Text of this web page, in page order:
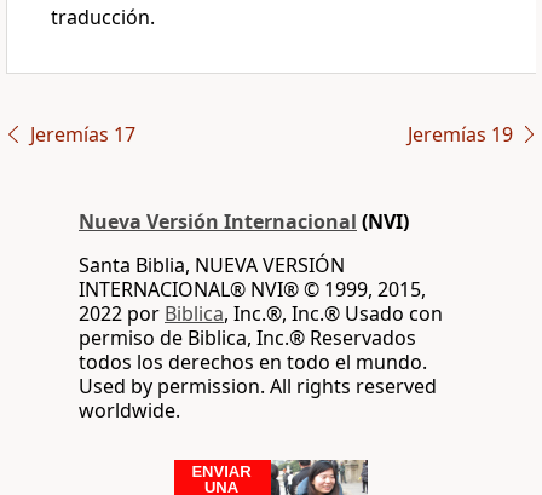
traducción.
Jeremías 17 Jeremías 19
Nueva Versión Internacional (NVI)
Santa Biblia, NUEVA VERSIÓN
INTERNACIONAL® NVI® © 1999, 2015,
2022 por Biblica, Inc.®, Inc.® Usado con
permiso de Biblica, Inc.® Reservados
todos los derechos en todo el mundo.
Used by permission. All rights reserved
worldwide.